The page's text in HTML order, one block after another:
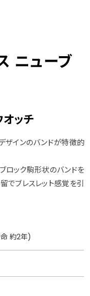
ニューブ
ッチ
ザインのバンドが特徴的
ロック駒形状のバンドを
でブレスレット感覚を引
約2年)